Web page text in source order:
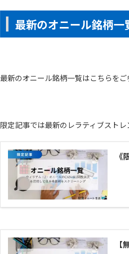
最新のオニール銘柄一
最新のオニール銘柄一覧はこちらをご
限定記事では最新のレラティブスト
《
【